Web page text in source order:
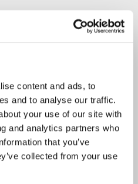
content and ads, to
and to analyse our traffic.
your use of our site with
and analytics partners who
that you’ve
collected from your use
kes pakuvad veist
kõhukinnituseks